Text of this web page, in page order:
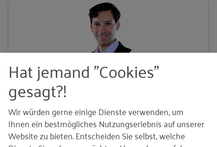
Dr. Florian Täube
RKW Kompetenzzentrum
Mehr lesen
Hat jemand "Cookies"
gesagt?!
Wir würden gerne einige Dienste verwenden, um
Ihnen ein bestmögliches Nutzungserlebnis auf unserer
Website zu bieten. Entscheiden Sie selbst, welche